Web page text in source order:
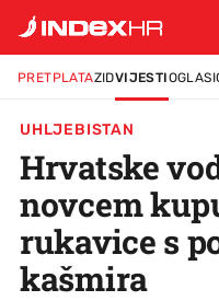
PRETPLATAZIDVIJESTIOGLASI
UHLJEBISTAN
Hrvatske
novcem
rukavice s
kašmira